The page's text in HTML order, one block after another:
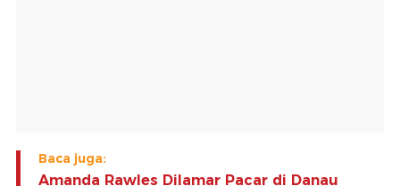
Baca juga:
Amanda Rawles Dilamar Pacar di Danau